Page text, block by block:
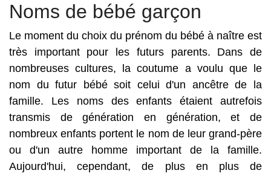
Noms de bébé garçon
Le moment du choix du prénom du bébé à naître est
très important pour les futurs parents. Dans de
nombreuses cultures, la coutume a voulu que le
nom du futur bébé soit celui d'un ancêtre de la
famille. Les noms des enfants étaient autrefois
transmis de génération en génération, et de
nombreux enfants portent le nom de leur grand-père
ou d'un autre homme important de la famille.
Aujourd'hui, cependant, de plus en plus de